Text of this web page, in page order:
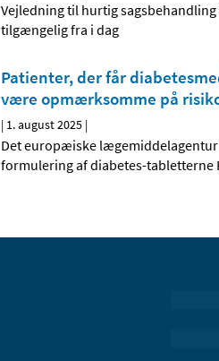
Vejledning til hurtig
tilgængelig fra i dag
Patienter, der får
være opmærksomme på
| 1. august 2025 |
Det europæiske
formulering af diabetes-tabletterne